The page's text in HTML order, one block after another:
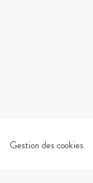
Gestion des cookies